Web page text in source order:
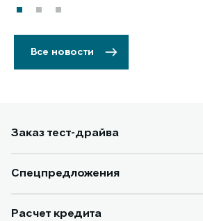
Все новости
Заказ тест-драйва
Спецпредложения
Расчет кредита